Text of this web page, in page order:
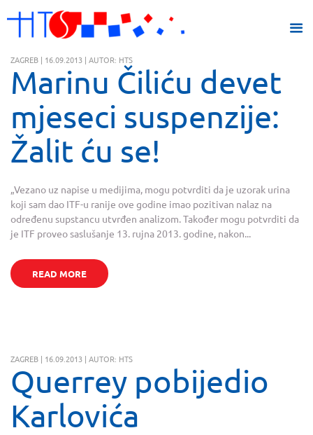
ZAGREB | 16.09.2013 | AUTOR: HTS
Marinu Čiliću devet
mjeseci suspenzije:
Žalit ću se!
„Vezano uz napise u medijima, mogu potvrditi da je uzorak urina
koji sam dao ITF-u ranije ove godine imao pozitivan nalaz na
određenu supstancu utvrđen analizom. Također mogu potvrditi da
je ITF proveo saslušanje 13. rujna 2013. godine, nakon...
READ MORE
ZAGREB | 16.09.2013 | AUTOR: HTS
Querrey pobijedio
Karlovića